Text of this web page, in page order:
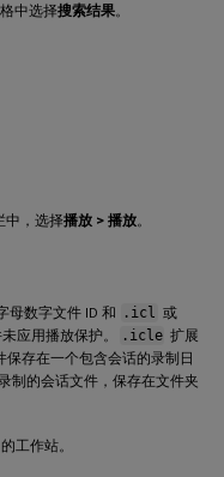
中选择搜索结果。
中，选择播放 > 播放。
母数字文件 ID 和 .icl 或
应用播放保护。 .icle 扩展
存在一个包含会话的录制日
制的会话文件，保存在文件夹
工作站。